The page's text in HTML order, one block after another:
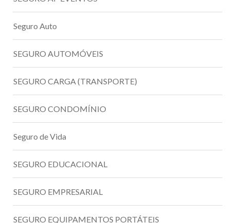
Seguro Auto
SEGURO AUTOMÓVEIS
SEGURO CARGA (TRANSPORTE)
SEGURO CONDOMÍNIO
Seguro de Vida
SEGURO EDUCACIONAL
SEGURO EMPRESARIAL
SEGURO EQUIPAMENTOS PORTÁTEIS